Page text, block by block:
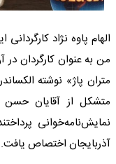
الهام پاوه نژاد
من به عنوان کارگردان
متران پاژ» نوشته
متشکل از آقایان حسن
نمایش‌نامه‌خوانی
آذربایجان اختصاص یافت.